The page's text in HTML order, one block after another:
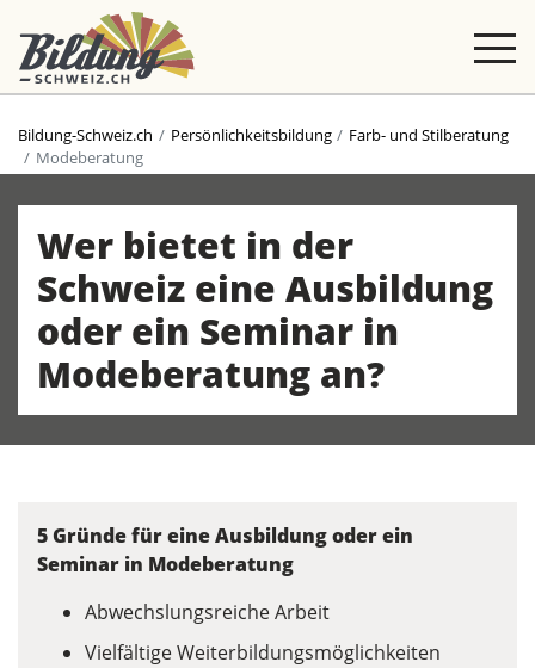
Bildung-Schweiz.ch Persönlichkeitsbildung
Farb- und Stilberatung
Modeberatung
Wer bietet in der
Schweiz eine Ausbildung
oder ein Seminar in
Modeberatung an?
5 Gründe für eine Ausbildung oder ein
Seminar in Modeberatung
Abwechslungsreiche Arbeit
Vielfältige Weiterbildungsmöglichkeiten